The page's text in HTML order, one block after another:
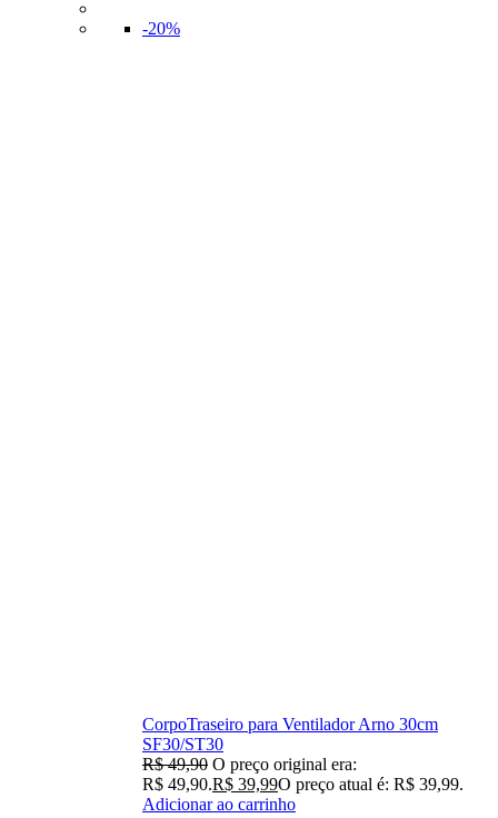
-20%
CorpoTraseiro para Ventilador Arno 30cm
SF30/ST30
R$49,90 O preço original era:
R$ 49,90.R$ 39,99O preço atual é: R$ 39,99.
Adicionar ao carrinho